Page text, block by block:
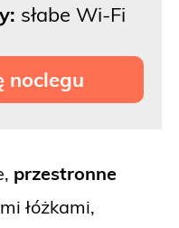
słabe Wi-Fi
noclegu
przestronne
łóżkami,